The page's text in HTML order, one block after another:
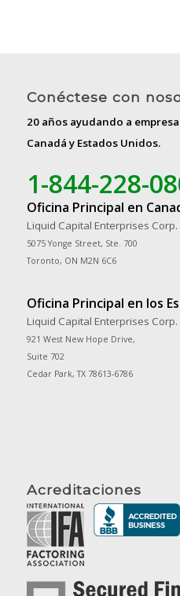
Conéctese con
20 años ayudando a
Canadá y Estados Unidos.
1-844-228-
Oficina Principal en
Liquid Capital Enterprises Corp.
5075 Yonge Street, Ste. 700
Toronto, ON M2N 6C6
Oficina Principal en los
Liquid Capital Enterprises Corp.
921 West New Hope Drive,
Suite 702
Cedar Park, TX 78613-6786
Acreditaciones